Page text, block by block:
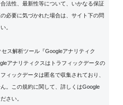
法性、最新性等について、いかなる保証
必要に気づかれた場合は、サイト下の問
。
ス解析ツール『Googleアナリティク
アナリティクスはトラフィックデータの
ィックデータは匿名で収集されており、
。この規約に関して、詳しくはGoogle
さい。